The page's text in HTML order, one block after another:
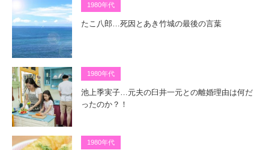
1980年代
たこ八郎…死因とあき竹城の最後の言葉
1980年代
池上季実子…元夫の臼井一元との離婚理由は何だ
ったのか？！
1980年代